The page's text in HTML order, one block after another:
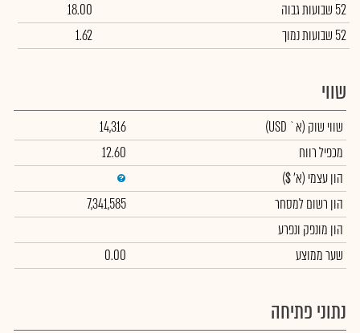
52 שבועות גבוה
18.00
52 שבועות נמוך
1.62
שווי
שווי שוק (א` USD)
14,316
מכפיל רווח
12.60
הון עצמי (א' $)
הון רשום למסחר
7,341,585
הון מונפק ונפרע
שער ממוצע
0.00
נתוני פתיחה